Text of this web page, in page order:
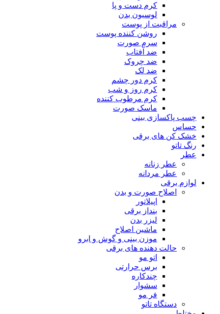
کرم دست و پا
لوسیون بدن
مراقبت از پوست
روشن کننده پوست
سرم صورت
ضد آفتاب
ضد چروک
ضد لک
کرم دور چشم
کرم روز و شب
کرم مرطوب کننده
ماسک صورت
چسب پاکسازی بینی
حساس
خشک کن های برقی
رنگ تاتو
عطر
عطر زنانه
عطر مردانه
لوازم برقی
اصلاح صورت و بدن
اپیلاتور
بنداز برقی
لیزر بدن
ماشین اصلاح
موزن بینی و گوش و ابرو
حالت دهنده های برقی
اتو مو
برس حرارتی
چندکاره
سشوار
فر مو
دستگاه تاتو